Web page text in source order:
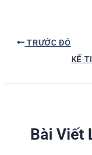
TRƯỚC ĐÓ
KẾ
Bài Viết